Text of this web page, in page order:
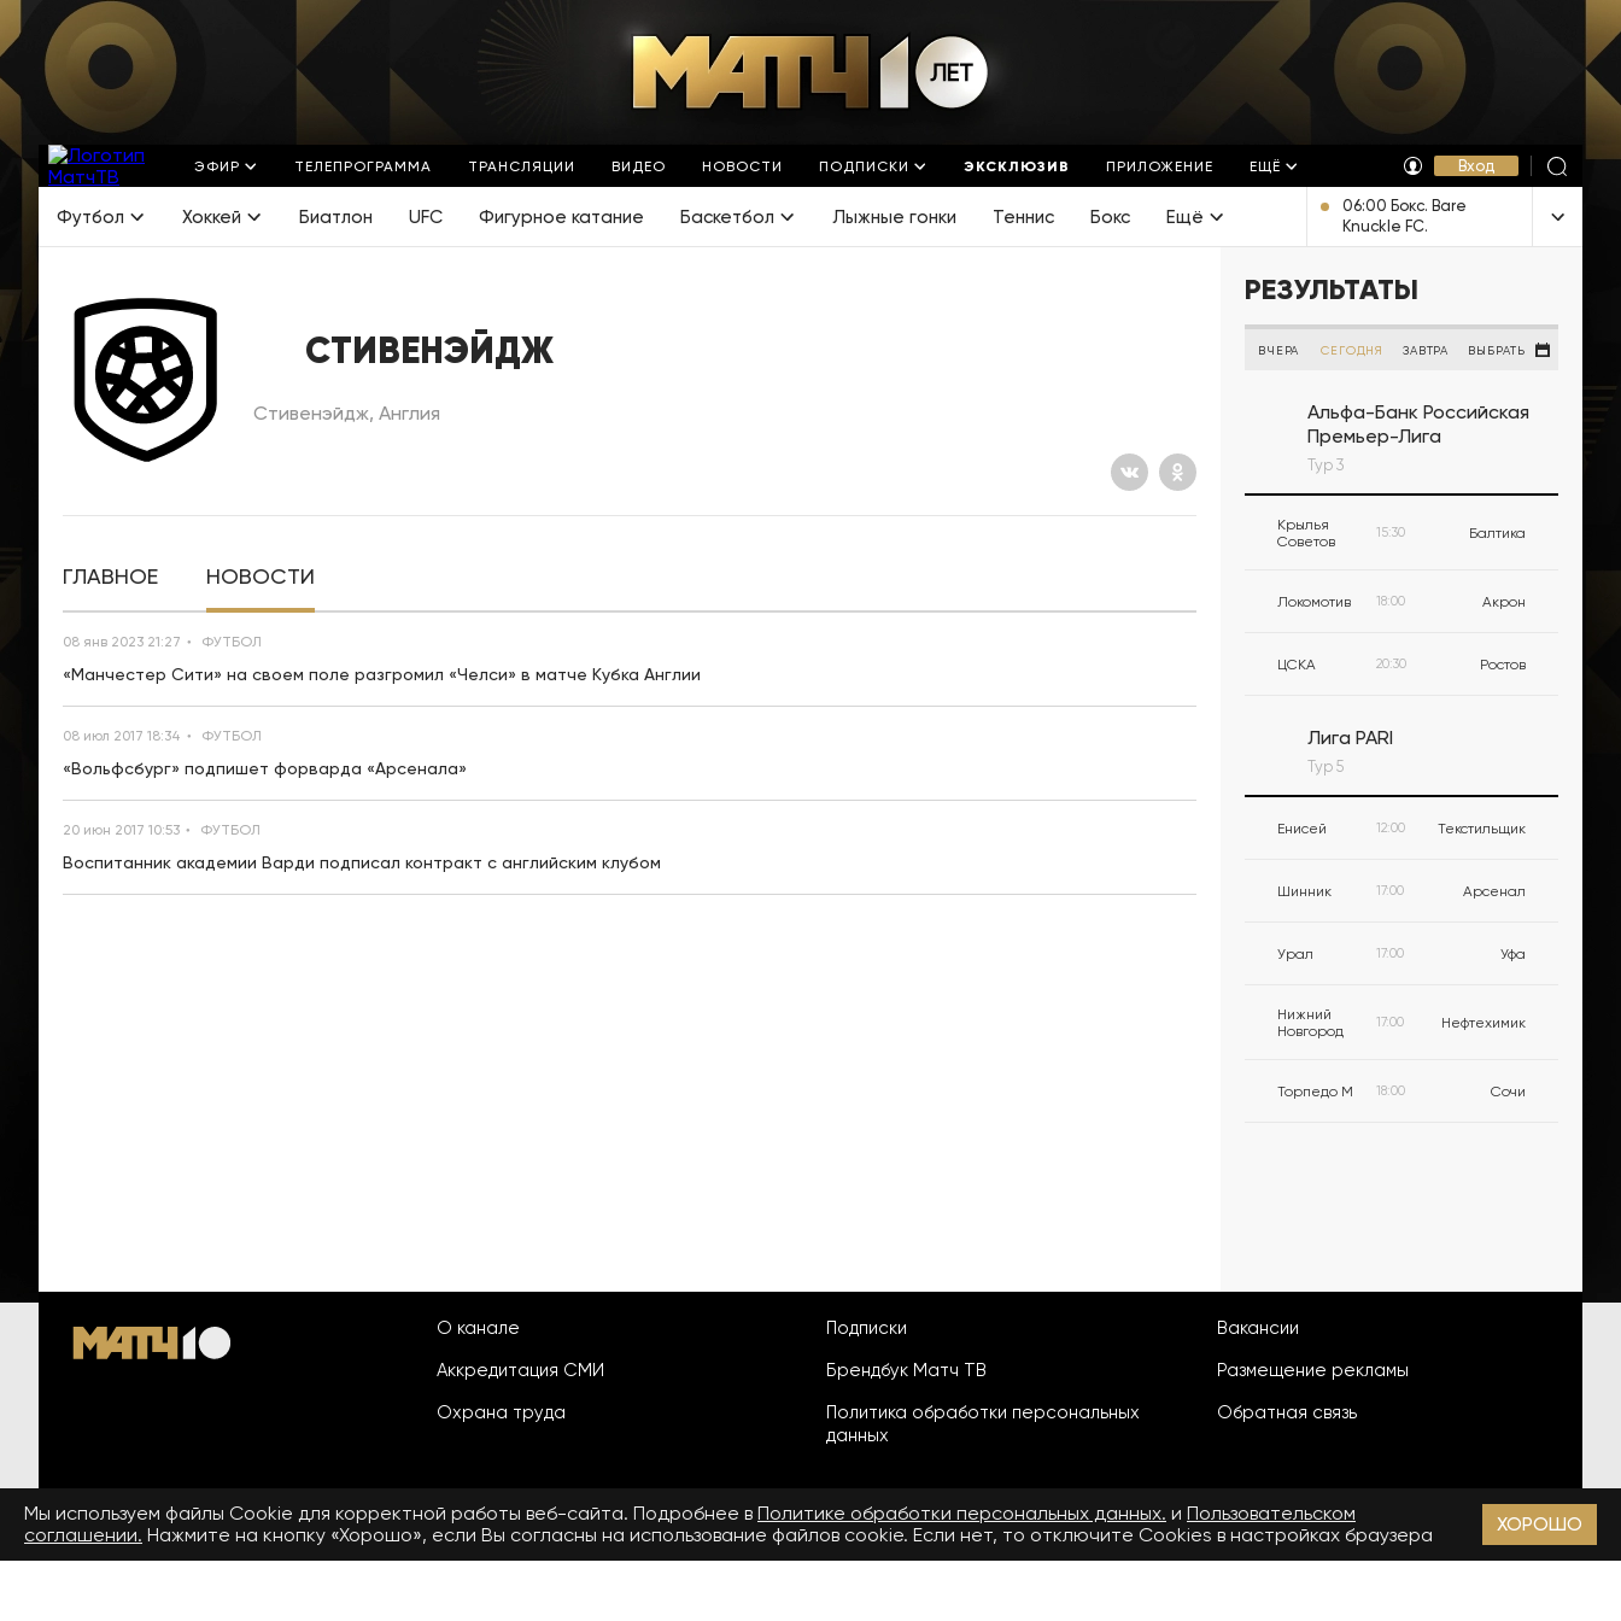
ЭФИР ТЕЛЕПРОГРАММА ТРАНСЛЯЦИИ ВИДЕО НОВОСТИ ПОДПИСКИ ЭКСКЛЮЗИВ ПРИЛОЖЕНИЕ ЕЩЁ Вход
Футбол Хоккей Биатлон UFC Фигурное катание Баскетбол Лыжные гонки Теннис Бокс Ещё
06:00 Бокс. Bare
Knuckle FC.
Трансляция из США
СТИВЕНЭЙДЖ
Стивенэйдж, Англия
ГЛАВНОЕ НОВОСТИ
08 янв 2023 21:27 ФУТБОЛ
«Манчестер Сити» на своем поле разгромил «Челси» в матче Кубка Англии
08 июл 2017 18:34 ФУТБОЛ
«Вольфсбург» подпишет форварда «Арсенала»
20 июн 2017 10:53 ФУТБОЛ
Воспитанник академии Варди подписал контракт с английским клубом
РЕЗУЛЬТАТЫ
ВЧЕРА СЕГОДНЯ ЗАВТРА ВЫБРАТЬ
Альфа-Банк Российская
Премьер-Лига
Тур 3
Крылья
Советов
15:30 Балтика
Локомотив 18:00 Акрон
ЦСКА 20:30 Ростов
Лига PARI
Тур 5
Енисей 12:00 Текстильщик
Шинник 17:00 Арсенал
Урал 17:00 Уфа
Нижний
Новгород
17:00 Нефтехимик
Торпедо М 18:00 Сочи
О канале
Аккредитация СМИ
Охрана труда
Подписки
Брендбук Матч ТВ
Политика обработки персональных
данных
Вакансии
Размещение рекламы
Обратная связь
© 2026 «ООО «Национальный
спортивный телеканал»
Пользовательское соглашение 18+
Мы используем файлы Сookie для корректной работы веб-сайта. Подробнее в Политике обработки персональных данных. и Пользовательском
соглашении. Нажмите на кнопку «Хорошо», если Вы согласны на использование файлов cookie. Если нет, то отключите Cookies в настройках браузера ХОРОШО